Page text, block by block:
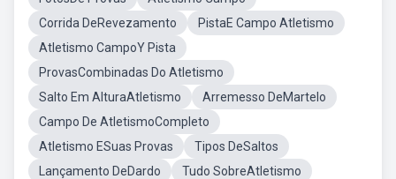
Corrida DeRevezamento
PistaE Campo Atletismo
Atletismo CampoY Pista
ProvasCombinadas Do Atletismo
Salto Em AlturaAtletismo
Arremesso DeMartelo
Campo De AtletismoCompleto
Atletismo ESuas Provas
Tipos DeSaltos
Lançamento DeDardo
Tudo SobreAtletismo